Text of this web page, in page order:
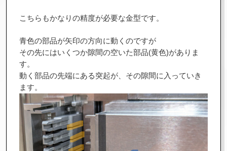
こちらもかなりの精度が必要な金型です。
青色の部品が矢印の方向に動くのですが
その先にはいくつか隙間の空いた部品(黄色)がありま
す。
動く部品の先端にある突起が、その隙間に入っていき
ます。